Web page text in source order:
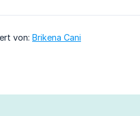
von: Brikena Cani